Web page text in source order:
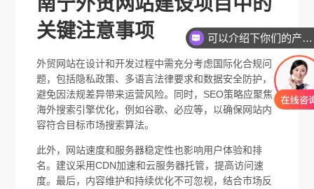
关键注意事项
外贸网站在设计和开发过程中需充分考虑国际化合规问
题，包括隐私政策、多语言法律要求和数据安全防护，
避免因法规差异带来运营风险。同时，SEO策略应聚焦
海外搜索引擎优化，例如谷歌、必应等，以确保网站内
容符合目标市场搜索算法。
此外，网站速度和服务器稳定性也影响用户体验和排
名。建议采用CDN加速和云服务器托管，提高访问速
度。最后，内容维护和持续优化不可忽视，结合市场反
可以介绍下你们的产品么